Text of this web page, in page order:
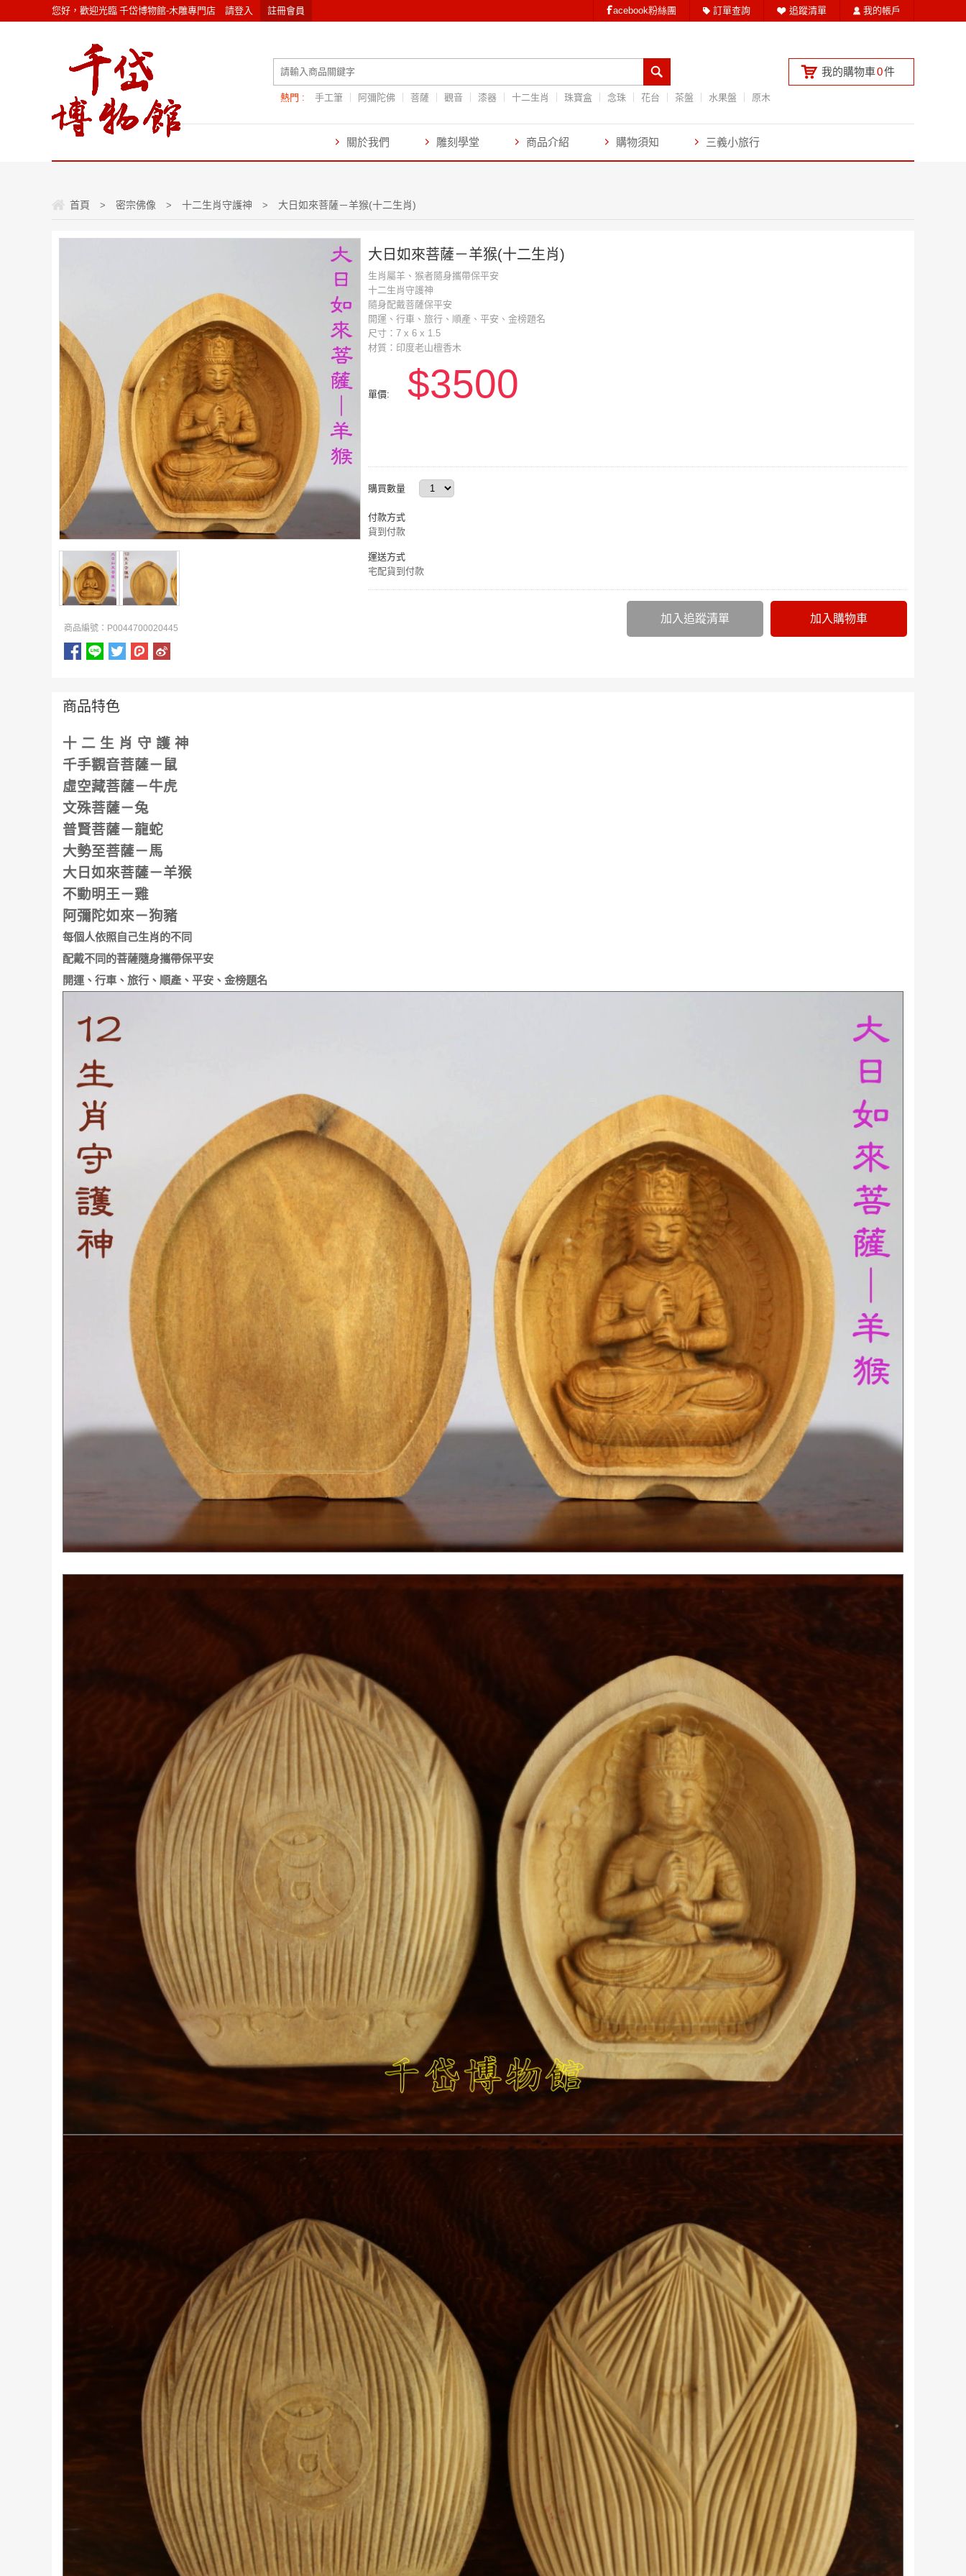
您好，歡迎光臨 千岱博物館-木雕專門店 請登入 註冊會員 acebook粉絲團 訂單查詢 追蹤清單 我的帳戶
熱門 : 手工筆 阿彌陀佛 菩薩 觀音 漆器 十二生肖 珠寶盒 念珠 花台 茶盤 水果盤 原木
我的購物車0件
關於我們 雕刻學堂 商品介紹 購物須知 三義小旅行
首頁 > 密宗佛像 > 十二生肖守護神 > 大日如來菩薩－羊猴(十二生肖)
商品編號：P0044700020445
大日如來菩薩－羊猴(十二生肖)
生肖屬羊、猴者隨身攜帶保平安
十二生肖守護神
隨身配戴菩薩保平安
開運、行車、旅行、順產、平安、金榜題名
尺寸：7 x 6 x 1.5
材質：印度老山檀香木
單價: $3500
購買數量
付款方式
貨到付款
運送方式
宅配貨到付款
加入購物車
加入追蹤清單
商品特色
十 二 生 肖 守 護 神
千手觀音菩薩－鼠
虛空藏菩薩－牛虎
文殊菩薩－兔
普賢菩薩－龍蛇
大勢至菩薩－馬
大日如來菩薩－羊猴
不動明王－雞
阿彌陀如來－狗豬
每個人依照自己生肖的不同
配戴不同的菩薩隨身攜帶保平安
開運、行車、旅行、順產、平安、金榜題名